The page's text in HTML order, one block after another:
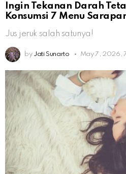
Ingin Tekanan Darah
Konsumsi 7 Menu
Jus jeruk salah satunya!
by Jati Sunarto May 7, 2026,